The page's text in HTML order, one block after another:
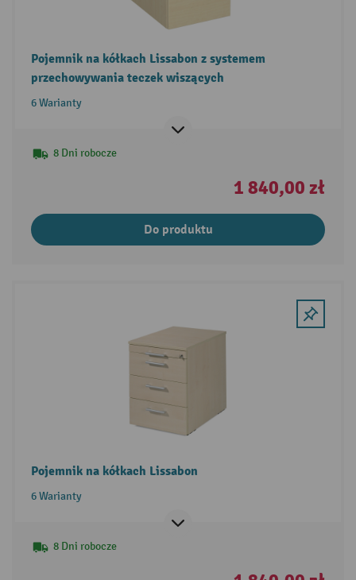
Pojemnik na kółkach Lissabon z systemem
przechowywania teczek wiszących
6 Warianty
8 Dni robocze
1 840,00 zł
Do produktu
Pojemnik na kółkach Lissabon
6 Warianty
8 Dni robocze